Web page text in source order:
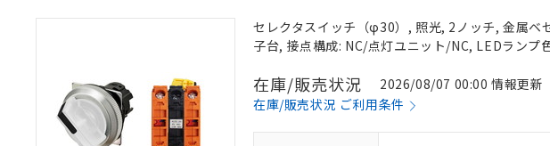
セレクタスイッチ（φ30）, 照光, 2ノッチ, 金属ベ
子台, 接点構成: NC/点灯ユニット/NC, LEDランプ
在庫/販売状況
2026/08/07 00:00 情報更新
在庫/販売状況 ご利用条件